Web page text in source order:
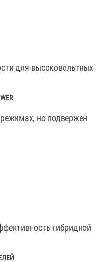
для высоковольтных
режимах, но подвержен
гибридной